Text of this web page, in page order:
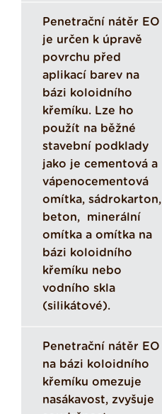
Penetrační nátěr EO
je určen k úpravě
povrchu před
aplikací barev na
bázi koloidního
křemíku. Lze ho
použít na běžné
stavební podklady
jako je cementová a
vápenocementová
omítka, sádrokarton,
beton, minerální
omítka a omítka na
bázi koloidního
křemíku nebo
vodního skla
(silikátové).
Penetrační nátěr EO
na bázi koloidního
křemíku omezuje
nasákavost, zvyšuje